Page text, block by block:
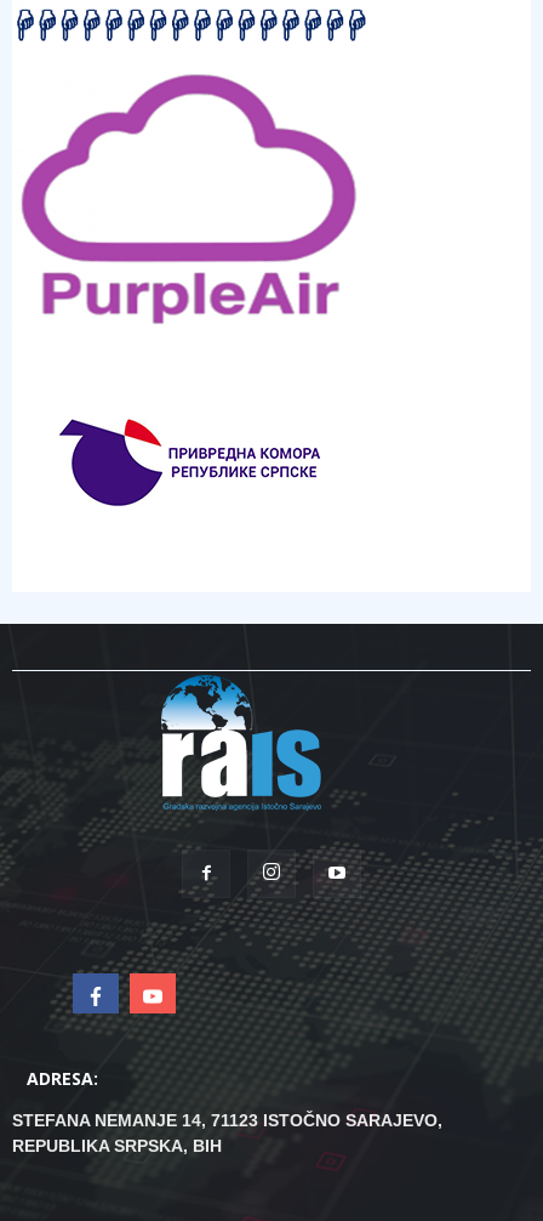
ADRESA:
STEFANA NEMANJE 14, 71123 ISTOČNO SARAJEVO,
REPUBLIKA SRPSKA, BIH